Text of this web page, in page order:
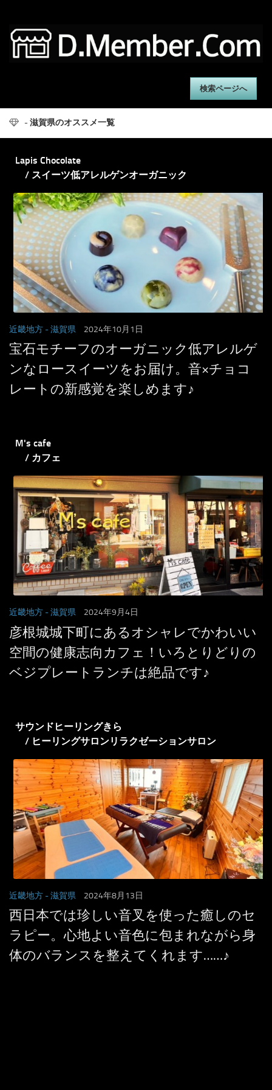
検索ページへ
- 滋賀県のオススメ一覧
Lapis Chocolate
/ スイーツ低アレルゲンオーガニック
近畿地方 - 滋賀県 2024年10月1日
宝石モチーフのオーガニック低アレルゲ
ンなロースイーツをお届け。音×チョコ
レートの新感覚を楽しめます♪
M's cafe
/ カフェ
近畿地方 - 滋賀県 2024年9月4日
彦根城城下町にあるオシャレでかわいい
空間の健康志向カフェ！いろとりどりの
ベジプレートランチは絶品です♪
サウンドヒーリングきら
/ ヒーリングサロンリラクゼーションサロン
近畿地方 - 滋賀県 2024年8月13日
西日本では珍しい音叉を使った癒しのセ
ラピー。心地よい音色に包まれながら身
体のバランスを整えてくれます……♪